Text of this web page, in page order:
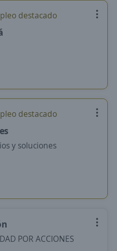
destacado
destacado
y soluciones
POR ACCIONES